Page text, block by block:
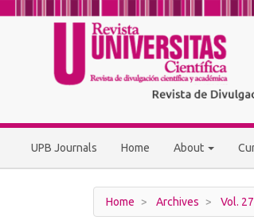
Navigation
Sidebar
UPB Journals Home About
Home Archives Vol.